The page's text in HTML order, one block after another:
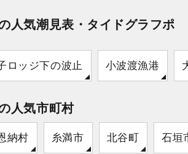
人気潮見表・タイドグラフポ
ロッジ下の波止 小波渡漁港
人気市町村
納村 糸満市 北谷町 石垣